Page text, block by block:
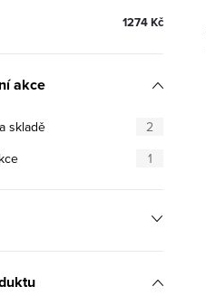
1274Kč
akce
skladě
2
1